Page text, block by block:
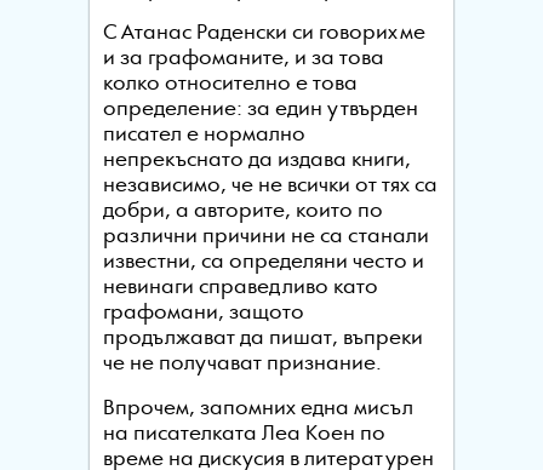
С Атанас Раденски си говорихме
и за графоманите, и за това
колко относително е това
определение: за един утвърден
писател е нормално
непрекъснато да издава книги,
независимо, че не всички от тях са
добри, а авторите, които по
различни причини не са станали
известни, са определяни често и
невинаги справедливо като
графомани, защото
продължават да пишат, въпреки
че не получават признание.
Впрочем, запомних една мисъл
на писателката Леа Коен по
време на дискусия в литературен